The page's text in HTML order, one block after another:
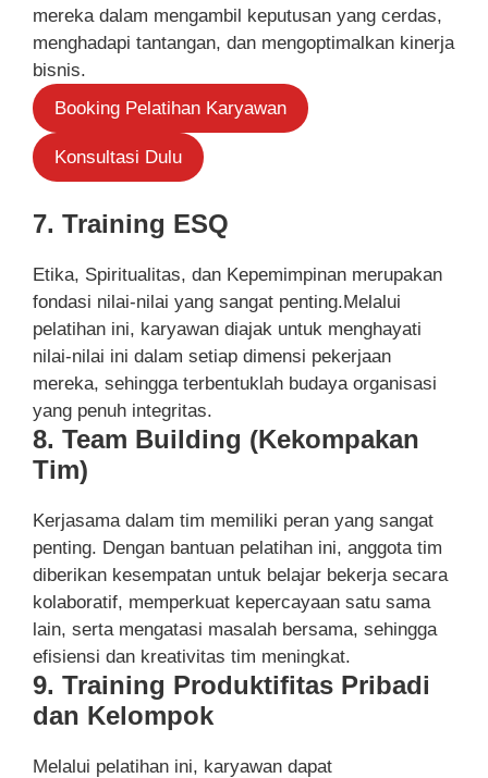
mereka dalam mengambil keputusan yang cerdas,
menghadapi tantangan, dan mengoptimalkan kinerja
bisnis.
Booking Pelatihan Karyawan
Konsultasi Dulu
7. Training ESQ
Etika, Spiritualitas, dan Kepemimpinan merupakan
fondasi nilai-nilai yang sangat penting.Melalui
pelatihan ini, karyawan diajak untuk menghayati
nilai-nilai ini dalam setiap dimensi pekerjaan
mereka, sehingga terbentuklah budaya organisasi
yang penuh integritas.
8. Team Building (Kekompakan
Tim)
Kerjasama dalam tim memiliki peran yang sangat
penting. Dengan bantuan pelatihan ini, anggota tim
diberikan kesempatan untuk belajar bekerja secara
kolaboratif, memperkuat kepercayaan satu sama
lain, serta mengatasi masalah bersama, sehingga
efisiensi dan kreativitas tim meningkat.
9. Training Produktifitas Pribadi
dan Kelompok
Melalui pelatihan ini, karyawan dapat